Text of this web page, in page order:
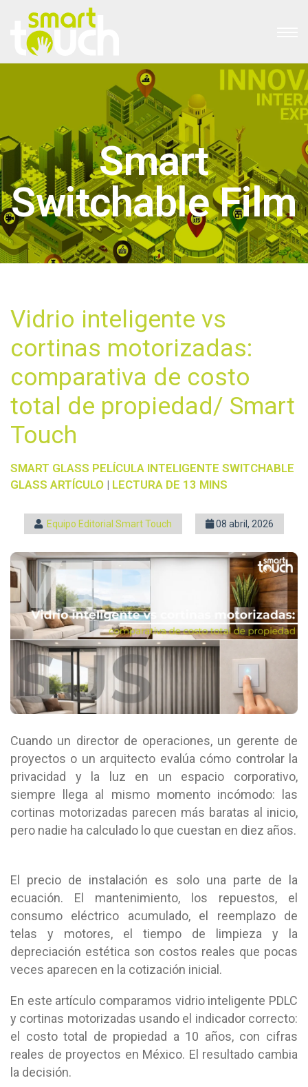
Smart
Switchable Film
Vidrio inteligente vs
cortinas motorizadas:
comparativa de costo
total de propiedad/ Smart
Touch
SMART GLASS PELÍCULA INTELIGENTE SWITCHABLE
GLASS ARTÍCULO | LECTURA DE 13 MINS
Equipo Editorial Smart Touch 08 abril, 2026
Cuando un director de operaciones, un gerente de
proyectos o un arquitecto evalúa cómo controlar la
privacidad y la luz en un espacio corporativo,
siempre llega al mismo momento incómodo: las
cortinas motorizadas parecen más baratas al inicio,
pero nadie ha calculado lo que cuestan en diez años.
El precio de instalación es solo una parte de la
ecuación. El mantenimiento, los repuestos, el
consumo eléctrico acumulado, el reemplazo de
telas y motores, el tiempo de limpieza y la
depreciación estética son costos reales que pocas
veces aparecen en la cotización inicial.
En este artículo comparamos vidrio inteligente PDLC
y cortinas motorizadas usando el indicador correcto:
el costo total de propiedad a 10 años, con cifras
reales de proyectos en México. El resultado cambia
la decisión.